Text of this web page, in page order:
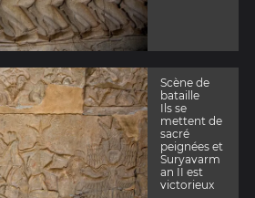
Scène de
bataille
Ils se
mettent de
sacré
peignées et
Suryavarm
an II est
victorieux